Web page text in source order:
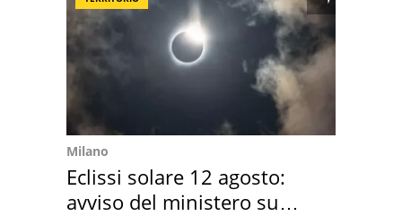
Milano
Eclissi solare 12 agosto:
avviso del ministero su